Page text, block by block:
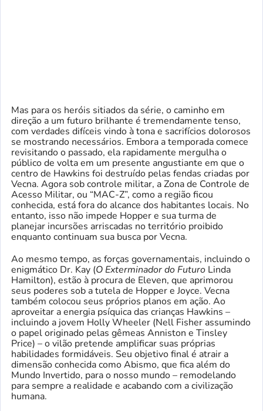
Mas para os heróis sitiados da série, o caminho em
direção a um futuro brilhante é tremendamente tenso,
com verdades difíceis vindo à tona e sacrifícios dolorosos
se mostrando necessários. Embora a temporada comece
revisitando o passado, ela rapidamente mergulha o
público de volta em um presente angustiante em que o
centro de Hawkins foi destruído pelas fendas criadas por
Vecna. Agora sob controle militar, a Zona de Controle de
Acesso Militar, ou “MAC-Z”, como a região ficou
conhecida, está fora do alcance dos habitantes locais. No
entanto, isso não impede Hopper e sua turma de
planejar incursões arriscadas no território proibido
enquanto continuam sua busca por Vecna.
Ao mesmo tempo, as forças governamentais, incluindo o
enigmático Dr. Kay (O Exterminador do Futuro Linda
Hamilton), estão à procura de Eleven, que aprimorou
seus poderes sob a tutela de Hopper e Joyce. Vecna ​​
também colocou seus próprios planos em ação. Ao
aproveitar a energia psíquica das crianças Hawkins –
incluindo a jovem Holly Wheeler (Nell Fisher assumindo
o papel originado pelas gêmeas Anniston e Tinsley
Price) – o vilão pretende amplificar suas próprias
habilidades formidáveis. Seu objetivo final é atrair a
dimensão conhecida como Abismo, que fica além do
Mundo Invertido, para o nosso mundo – remodelando
para sempre a realidade e acabando com a civilização
humana.